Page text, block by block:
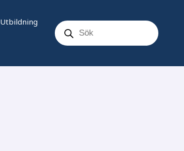
Utbildning Products
search